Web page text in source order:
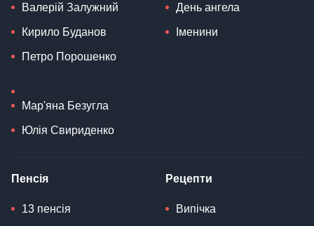
Валерій Залужний
Кирило Буданов
Петро Порошенко
Мар'яна Безугла
Юлія Свириденко
День ангела
Іменини
Пенсія
13 пенсія
Рецепти
Випічка